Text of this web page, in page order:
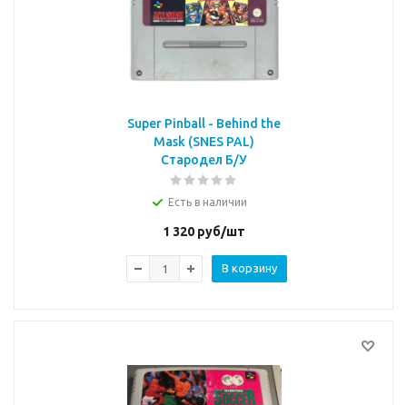
Super Pinball - Behind the
Mask (SNES PAL)
Стародел Б/У
Есть в наличии
1 320 руб/шт
В корзину